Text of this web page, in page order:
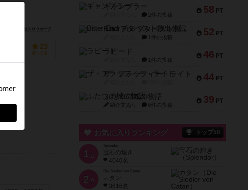
株式会社スロウカーブ（Slow Curve）
23
持ってる
58 PT
ギャンブラー
2件の投稿
52 PT
Bitter End ブタペスト救出作戦
1件の投稿
46 PT
ラピード
1件の投稿
44 PT
ザ・フラッフィー・ライト
39 PT
ふたつの城の物語
紹介文あり 6件の投稿
お気に入りランキング トップ50
1 位
宝石の煌き
4040名
2 位
Die Siedler von Catan
カタン
3616名